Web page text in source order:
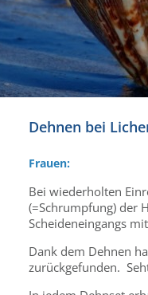
Dehnen bei
Frauen:
Bei wiederholten
(=Schrumpfung) der
Scheideneingangs
Dank dem Dehnen
zurückgefunden.